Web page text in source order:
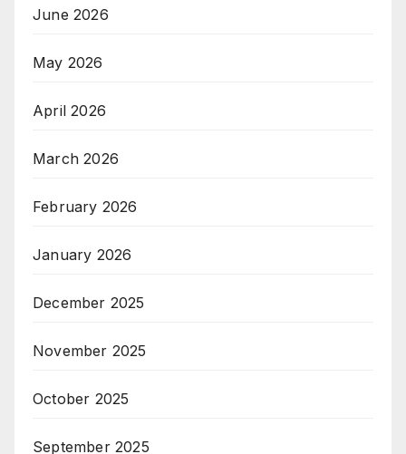
June 2026
May 2026
April 2026
March 2026
February 2026
January 2026
December 2025
November 2025
October 2025
September 2025